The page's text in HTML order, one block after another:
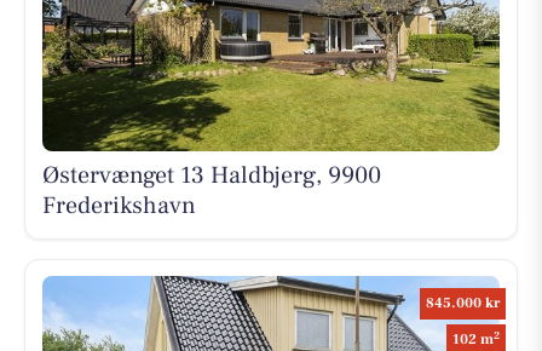
Østervænget 13 Haldbjerg, 9900
Frederikshavn
845.000 kr
102 m2